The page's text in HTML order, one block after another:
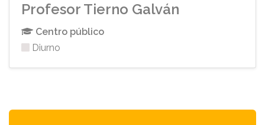
Profesor Tierno Galván
Centro público
Diurno